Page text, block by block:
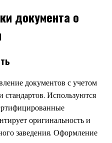
документа о
документов с учетом
Используются
оригинальность и
заведения. Оформление